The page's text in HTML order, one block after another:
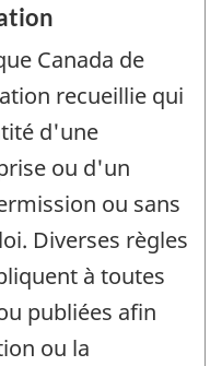
Canada de
recueillie qui
d'une
ou d'un
ou sans
Diverses règles
à toutes
publiées afin
ou la